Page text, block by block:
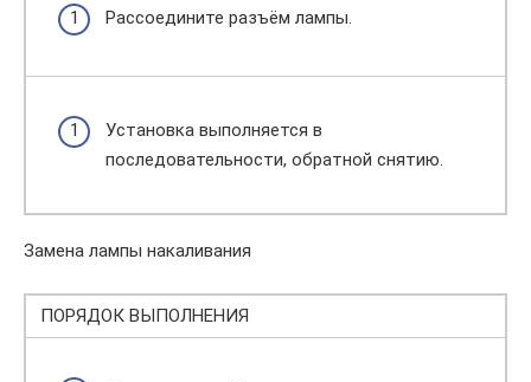
Рассоедините разъём лампы.
Установка выполняется в
последовательности, обратной снятию.
Замена лампы накаливания
ПОРЯДОК ВЫПОЛНЕНИЯ